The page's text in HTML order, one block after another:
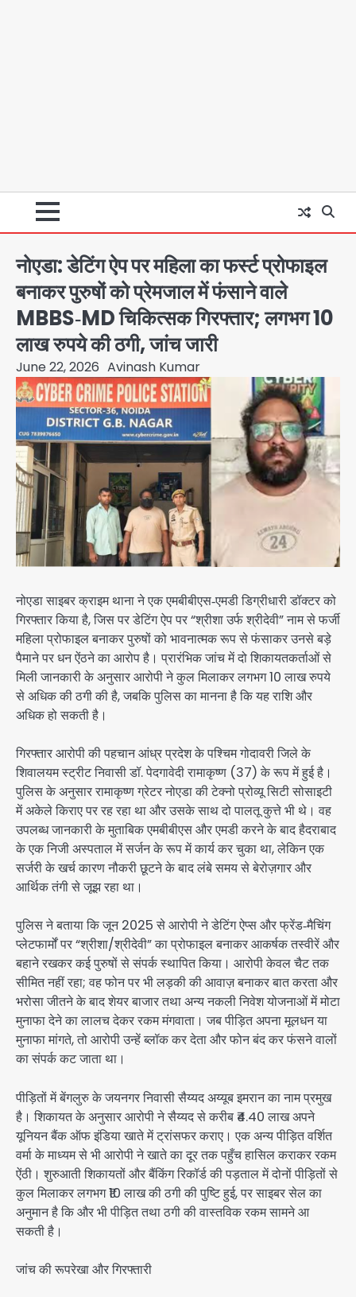
नोएडा: डेटिंग ऐप पर महिला का फर्स्ट प्रोफाइल
बनाकर पुरुषों को प्रेमजाल में फंसाने वाले
MBBS‑MD चिकित्सक गिरफ्तार; लगभग 10
लाख रुपये की ठगी, जांच जारी
June 22, 2026 Avinash Kumar
नोएडा साइबर क्राइम थाना ने एक एमबीबीएस‑एमडी डिग्रीधारी डॉक्टर को
गिरफ्तार किया है, जिस पर डेटिंग ऐप पर “श्रीशा उर्फ श्रीदेवी” नाम से फर्जी
महिला प्रोफाइल बनाकर पुरुषों को भावनात्मक रूप से फंसाकर उनसे बड़े
पैमाने पर धन ऐंठने का आरोप है। प्रारंभिक जांच में दो शिकायतकर्ताओं से
मिली जानकारी के अनुसार आरोपी ने कुल मिलाकर लगभग 10 लाख रुपये
से अधिक की ठगी की है, जबकि पुलिस का मानना है कि यह राशि और
अधिक हो सकती है।
गिरफ्तार आरोपी की पहचान आंध्र प्रदेश के पश्चिम गोदावरी जिले के
शिवालयम स्ट्रीट निवासी डॉ. पेदगावेदी रामाकृष्ण (37) के रूप में हुई है।
पुलिस के अनुसार रामाकृष्ण ग्रेटर नोएडा की टेक्नो प्रोव्यू सिटी सोसाइटी
में अकेले किराए पर रह रहा था और उसके साथ दो पालतू कुत्ते भी थे। वह
उपलब्ध जानकारी के मुताबिक एमबीबीएस और एमडी करने के बाद हैदराबाद
के एक निजी अस्पताल में सर्जन के रूप में कार्य कर चुका था, लेकिन एक
सर्जरी के खर्च कारण नौकरी छूटने के बाद लंबे समय से बेरोज़गार और
आर्थिक तंगी से जूझ रहा था।
पुलिस ने बताया कि जून 2025 से आरोपी ने डेटिंग ऐप्स और फ्रेंड‑मैचिंग
प्लेटफार्मों पर “श्रीशा/श्रीदेवी” का प्रोफाइल बनाकर आकर्षक तस्वीरें और
बहाने रखकर कई पुरुषों से संपर्क स्थापित किया। आरोपी केवल चैट तक
सीमित नहीं रहा; वह फोन पर भी लड़की की आवाज़ बनाकर बात करता और
भरोसा जीतने के बाद शेयर बाजार तथा अन्य नकली निवेश योजनाओं में मोटा
मुनाफा देने का लालच देकर रकम मंगवाता। जब पीड़ित अपना मूलधन या
मुनाफा मांगते, तो आरोपी उन्हें ब्लॉक कर देता और फोन बंद कर फंसने वालों
का संपर्क कट जाता था।
पीड़ितों में बेंगलुरु के जयनगर निवासी सैय्यद अय्यूब इमरान का नाम प्रमुख
है। शिकायत के अनुसार आरोपी ने सैय्यद से करीब ₹4.40 लाख अपने
यूनियन बैंक ऑफ इंडिया खाते में ट्रांसफर कराए। एक अन्य पीड़ित वर्शित
वर्मा के माध्यम से भी आरोपी ने खाते का दूर तक पहुँच हासिल कराकर रकम
ऐंठी। शुरुआती शिकायतों और बैंकिंग रिकॉर्ड की पड़ताल में दोनों पीड़ितों से
कुल मिलाकर लगभग ₹10 लाख की ठगी की पुष्टि हुई, पर साइबर सेल का
अनुमान है कि और भी पीड़ित तथा ठगी की वास्तविक रकम सामने आ
सकती है।
जांच की रूपरेखा और गिरफ्तारी